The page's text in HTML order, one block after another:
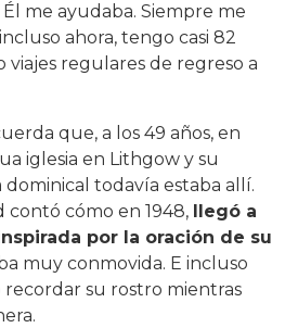
me ayudaba. Siempre me
ahora, tengo casi 82
viajes regulares de regreso a
que, a los 49 años, en
iglesia en Lithgow y su
dominical todavía estaba allí.
contó cómo en 1948,
llegó a
por la oración de su
muy conmovida. E incluso
recordar su rostro mientras